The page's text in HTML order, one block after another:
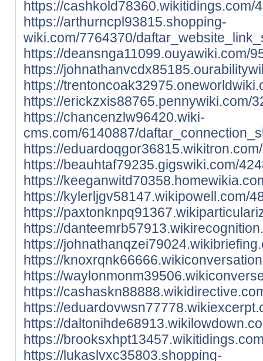
https://
https://arthurncpl93815.shopping-
wiki.com/7764370/
https://deansnga11099.ouyawiki.com/
https://
https://
https://erickzxis88765.pennywiki.com/
https://chancenzlw96420.wiki-
cms.com/6140887/
https://
https://beauhtaf79235.gigswiki.com/
https://
https://kylerljgv58147.wikipowell.com/
https://
https://
https://
https://
https://
https://
https://
https://
https://
https://lukaslvxc35803.shopping-